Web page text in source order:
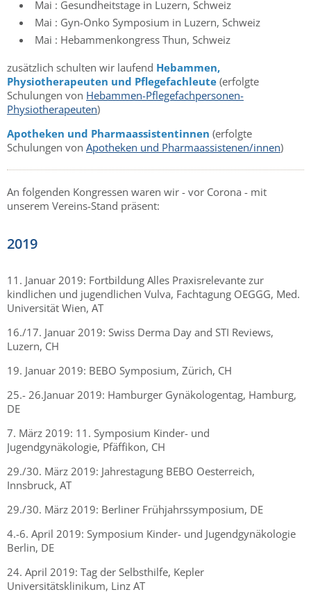
Mai : Gesundheitstage in Luzern, Schweiz
Mai : Gyn-Onko Symposium in Luzern, Schweiz
Mai : Hebammenkongress Thun, Schweiz
zusätzlich schulten wir laufend Hebammen,
Physiotherapeuten und Pflegefachleute (erfolgte
Schulungen von Hebammen-Pflegefachpersonen-
Physiotherapeuten)
Apotheken und Pharmaassistentinnen (erfolgte
Schulungen von Apotheken und Pharmaassistenen/innen)
An folgenden Kongressen waren wir - vor Corona - mit
unserem Vereins-Stand präsent:
2019
11. Januar 2019: Fortbildung Alles Praxisrelevante zur
kindlichen und jugendlichen Vulva, Fachtagung OEGGG, Med.
Universität Wien, AT
16./17. Januar 2019: Swiss Derma Day and STI Reviews,
Luzern, CH
19. Januar 2019: BEBO Symposium, Zürich, CH
25.- 26.Januar 2019: Hamburger Gynäkologentag, Hamburg,
DE
7. März 2019: 11. Symposium Kinder- und
Jugendgynäkologie, Pfäffikon, CH
29./30. März 2019: Jahrestagung BEBO Oesterreich,
Innsbruck, AT
29./30. März 2019: Berliner Frühjahrssymposium, DE
4.-6. April 2019: Symposium Kinder- und Jugendgynäkologie
Berlin, DE
24. April 2019: Tag der Selbsthilfe, Kepler
Universitätsklinikum, Linz AT